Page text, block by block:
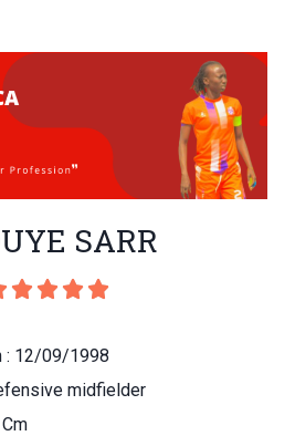
SARR
   
: 12/09/1998
midfielder